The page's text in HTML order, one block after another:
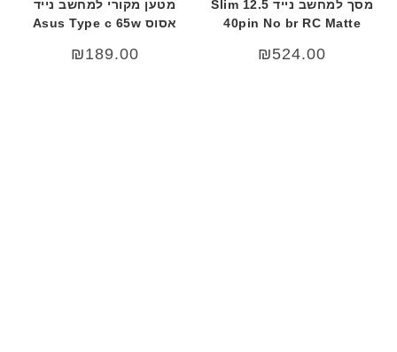
מסך למחשב נייד 12.5 Slim
40pin No br RC Matte
₪524.00
מטען מקורי למחשב נייד
אסוס Asus Type c 65w
₪189.00